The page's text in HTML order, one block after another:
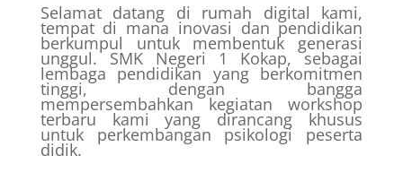
Selamat datang di rumah digital kami,
tempat di mana inovasi dan pendidikan
berkumpul untuk membentuk generasi
unggul. SMK Negeri 1 Kokap, sebagai
lembaga pendidikan yang berkomitmen
tinggi, dengan bangga
mempersembahkan kegiatan workshop
terbaru kami yang dirancang khusus
untuk perkembangan psikologi peserta
didik.